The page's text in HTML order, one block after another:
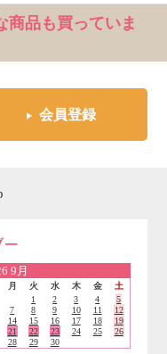
商品も買っていま
会員登録
9月
月 火 水 木 金
土
1
2 3 4
5
7 8 9 10 11
12
14 15 16 17 18
19
21 22 23 24 25
26
28 29 30